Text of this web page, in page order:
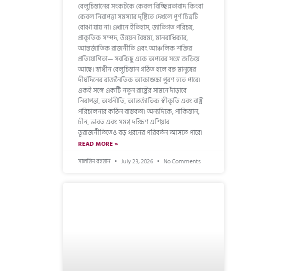
বেলুচিস্তানের সংকটকে কেবল বিচ্ছিন্নতাবাদ কিংবা
কেবল নিরাপত্তা সমস্যার দৃষ্টিতে দেখলে পূর্ণ চিত্রটি
বোঝা যায় না। এখানে ইতিহাস, জাতিগত পরিচয়,
প্রাকৃতিক সম্পদ, উন্নয়ন বৈষম্য, মানবাধিকার,
আন্তর্জাতিক রাজনীতি এবং আঞ্চলিক শক্তির
প্রতিযোগিতা— সবকিছু একে অপরের সঙ্গে জড়িয়ে
আছে। স্বাধীন বেলুচিস্তান গঠিত হলে বহু মানুষের
দীর্ঘদিনের রাজনৈতিক আকাঙ্ক্ষা পূরণ হতে পারে।
একই সঙ্গে একটি নতুন রাষ্ট্রের সামনে দাঁড়াবে
নিরাপত্তা, অর্থনীতি, আন্তর্জাতিক স্বীকৃতি এবং রাষ্ট্র
পরিচালনার কঠিন বাস্তবতা। অন্যদিকে, পাকিস্তান,
চীন, ভারত এবং সমগ্র দক্ষিণ এশিয়ার
ভূরাজনীতিতেও বড় ধরনের পরিবর্তন আসতে পারে।
READ MORE »
সালমিন রহমান
July 23, 2026 No Comments